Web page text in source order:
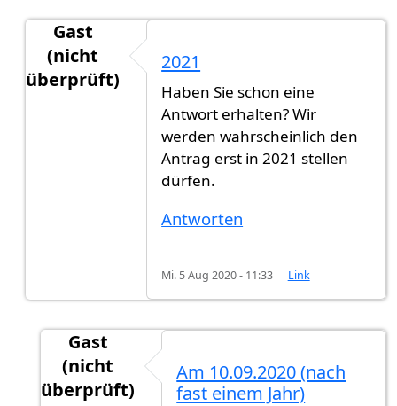
Gast
(nicht
überprüft)
Ich habe am 20.09.2020…
2021
Haben Sie schon eine
Antwort erhalten? Wir
werden wahrscheinlich den
Antrag erst in 2021 stellen
dürfen.
Antworten
Mi. 5 Aug 2020 - 11:33 Link
Gast
(nicht
überprüft)
Am 10.09.2020 (nach
fast einem Jahr)